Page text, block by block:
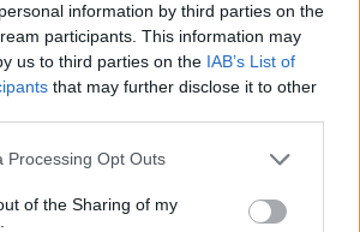
information by third parties on the
participants. This information may
us to third parties on the IAB’s List of
that may further disclose it to other
website/app uses one or more Google
or usage behaviour. You may click to
Processing Opt Outs
of the Sharing of my
e CEO del Gran Premio di
il mese scorso all’età di 83
aveva guidato l’evento dal2001
e negli investimenti che
un punto fermo del